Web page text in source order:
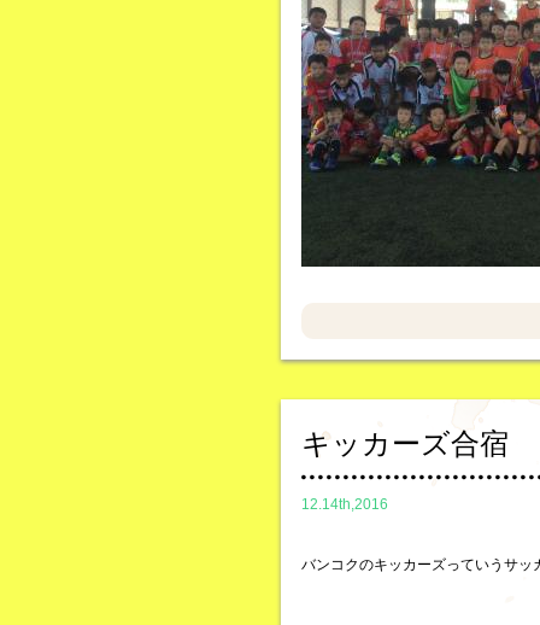
キッカーズ合宿
12.14th,2016
バンコクのキッカーズっていうサ